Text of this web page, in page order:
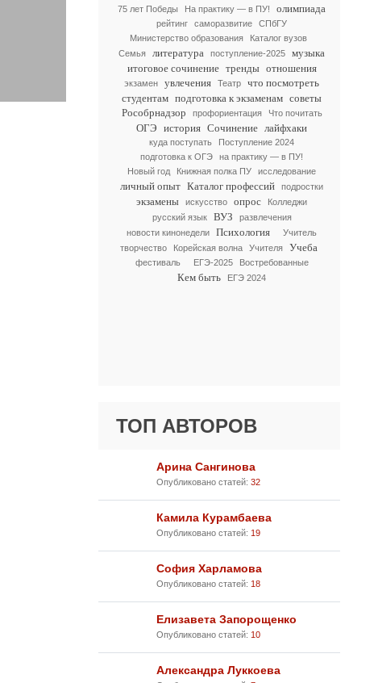
75 лет Победы
На практику — в ПУ! олимпиада
рейтинг саморазвитие
СПбГУ
Министерство образования
Каталог вузов
Семья
литература поступление-2025
музыка
итоговое сочинение тренды отношения
экзамен увлечения Театр
что посмотреть
студентам подготовка к экзаменам советы
Рособрнадзор
профориентация Что почитать
ОГЭ история Сочинение лайфхаки
куда поступать
Поступление 2024
подготовка к ОГЭ
на практику — в ПУ!
Новый год
Книжная полка ПУ исследование
личный опыт Каталог профессий подростки
экзамены искусство опрос
Колледжи
русский язык
ВУЗ
развлечения
новости кинонедели
Психология
Учитель
творчество
Корейская волна Учителя Учеба
фестиваль ЕГЭ-2025 Востребованные
Кем быть ЕГЭ 2024
ТОП АВТОРОВ
Арина Сангинова
Опубликовано статей: 32
Камила Курамбаева
Опубликовано статей: 19
София Харламова
Опубликовано статей: 18
Елизавета Запорощенко
Опубликовано статей: 10
Александра Луккоева